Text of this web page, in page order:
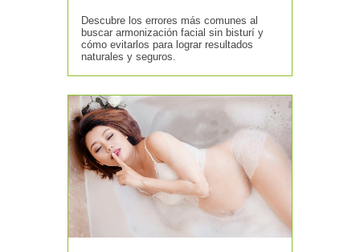
Descubre los errores más comunes al
buscar armonización facial sin bisturí y
cómo evitarlos para lograr resultados
naturales y seguros.